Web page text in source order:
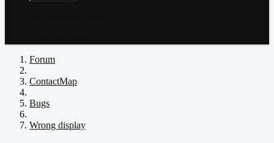
Forum
ContactMap
Bugs
Wrong display